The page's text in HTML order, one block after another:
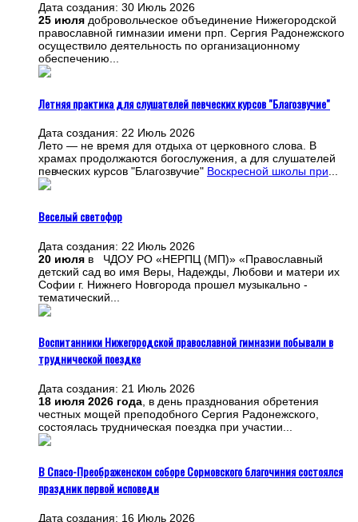
Дата создания: 30 Июль 2026
25 июля добровольческое объединение Нижегородской
православной гимназии имени прп. Сергия Радонежского
осуществило деятельность по организационному
обеспечению...
Летняя практика для слушателей певческих курсов "Благозвучие"
Дата создания: 22 Июль 2026
Лето — не время для отдыха от церковного слова. В
храмах продолжаются богослужения, а для слушателей
певческих курсов "Благозвучие" Воскресной школы при...
Веселый светофор
Дата создания: 22 Июль 2026
20 июля в ЧДОУ РО «НЕРПЦ (МП)» «Православный
детский сад во имя Веры, Надежды, Любови и матери их
Софии г. Нижнего Новгорода прошел музыкально -
тематический...
Воспитанники Нижегородской православной гимназии побывали в
труднической поездке
Дата создания: 21 Июль 2026
18 июля 2026 года , в день празднования обретения
честных мощей преподобного Сергия Радонежского,
состоялась трудническая поездка при участии...
В Спасо-Преображенском соборе Сормовского благочиния состоялся
праздник первой исповеди
Дата создания: 16 Июль 2026